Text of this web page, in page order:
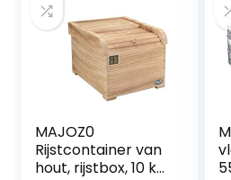
MAJOZ0
Rijstcontainer van
hout, rijstbox, 10 kg